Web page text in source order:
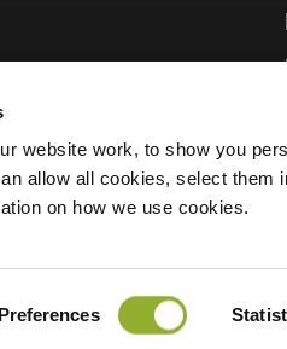
website work, to show you
allow all cookies, select them
on how we use cookies.
Preferences
busser og
å levere den
til
Ansvarsfraskrivelse